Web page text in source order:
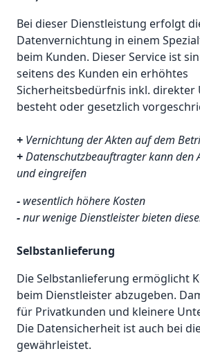
Bei dieser Dienstleistung erfolgt
Datenvernichtung in einem
beim Kunden. Dieser Service ist
seitens des Kunden ein erhöhtes
Sicherheitsbedürfnis inkl. direkter
besteht oder gesetzlich
+ Vernichtung der Akten auf dem
+Datenschutzbeauftragter kann den
und eingreifen
- wesentlich höhere Kosten
-nur wenige Dienstleister bieten
Selbstanlieferung
Die Selbstanlieferung ermöglicht
beim Dienstleister abzugeben.
für Privatkunden und kleinere
Die Datensicherheit ist auch bei
gewährleistet.